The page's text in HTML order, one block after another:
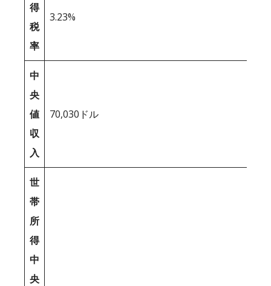
得
税
率
3.23%
中
央
値
収
入
70,030ドル
世
帯
所
得
中
央